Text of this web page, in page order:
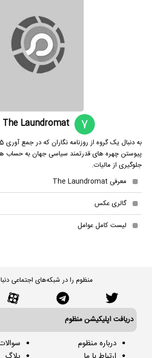
7
The Laundromat
پیوستن چهره های قدرتمند سیاسی جهان به حساب
جلوگیری از مالیات.
معرفی The Laundromat
گالری عکس
لیست کامل عوامل
منظوم را در شبکه‌های اجتماعی
دریافت اپلیکیشن منظوم
درباره منظوم